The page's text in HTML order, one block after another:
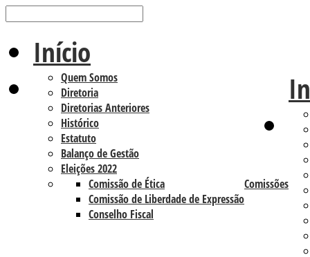
Início
Quem Somos
Diretoria
Diretorias Anteriores
Histórico
Estatuto
Balanço de Gestão
Eleições 2022
Comissões
Comissão de Ética
Comissão de Liberdade de Expressão
Conselho Fiscal